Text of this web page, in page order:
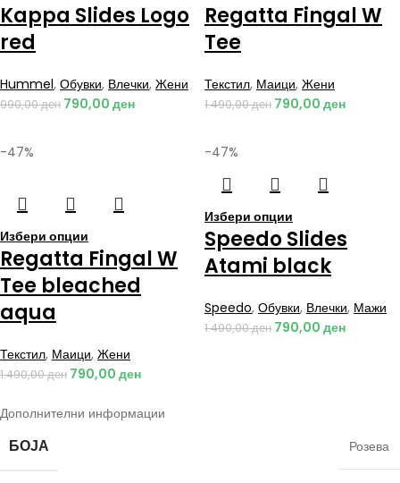
Kappa Slides Logo
red
Hummel, Обувки, Влечки, Жени
990,00ден 790,00 ден
Regatta Fingal W
Tee
Текстил, Маици, Жени
1.490,00ден 790,00 ден
-47%
Избери опции
Regatta Fingal W
Tee bleached
aqua
Текстил, Маици, Жени
1.490,00ден 790,00 ден
-47%
Избери опции
Speedo Slides
Atami black
Speedo, Обувки, Влечки, Мажи
1.490,00ден 790,00 ден
Дополнителни информации
БОЈА Розева